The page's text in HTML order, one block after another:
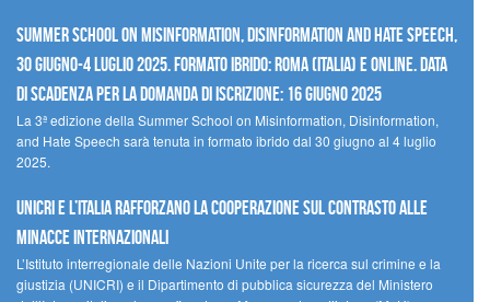
Summer School on Misinformation, Disinformation and Hate Speech,
30 giugno-4 luglio 2025. Formato ibrido: Roma (Italia) e online. Data
di scadenza per la domanda di iscrizione: 16 giugno 2025
La 3ª edizione della Summer School on Misinformation, Disinformation,
and Hate Speech sarà tenuta in formato ibrido dal 30 giugno al 4 luglio
2025.
UNICRI e l’Italia rafforzano la cooperazione sul contrasto alle
minacce internazionali
L’Istituto interregionale delle Nazioni Unite per la ricerca sul crimine e la
giustizia (UNICRI) e il Dipartimento di pubblica sicurezza del Ministero